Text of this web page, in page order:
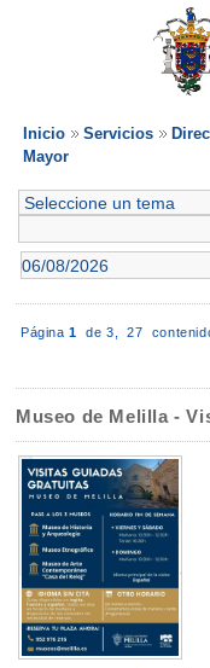
Inicio Servicios
Mayor
Página 1 de 3,27
Museo de Melilla -